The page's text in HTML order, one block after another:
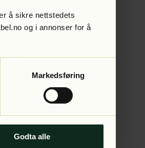
å sikre nettstedets
og i annonser for å
Markedsføring
Godta alle